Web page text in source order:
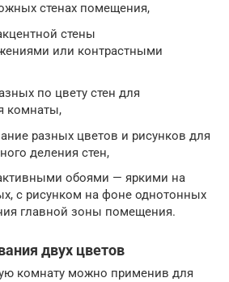
стенах помещения,
стены
или контрастными
по цвету стен для
комнаты,
разных цветов и рисунков для
деления стен,
обоями — яркими на
с рисунком на фоне однотонных
главной зоны помещения.
двух цветов
комнату можно применив для